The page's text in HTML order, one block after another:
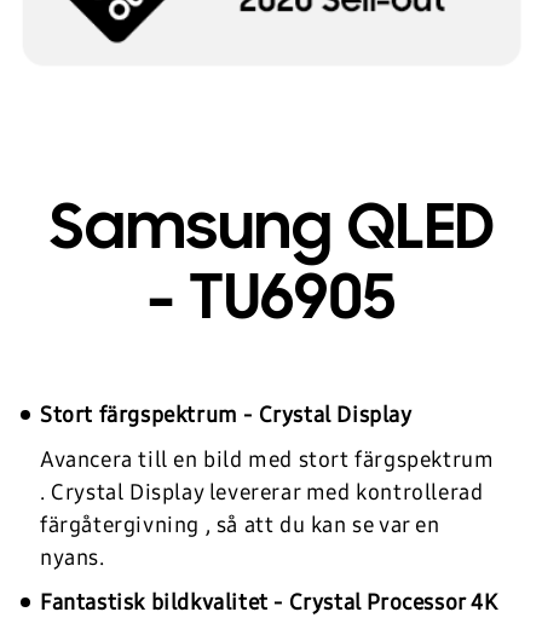
Samsung QLED
- TU6905
Stort färgspektrum - Crystal Display
Avancera till en bild med stort färgspektrum
. Crystal Display levererar med kontrollerad
färgåtergivning , så att du kan se var en
nyans.
Fantastisk bildkvalitet - Crystal Processor 4K